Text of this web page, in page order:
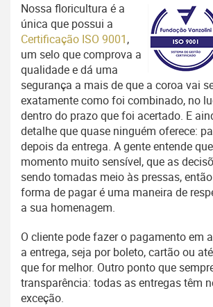
Nossa floricultura é a
única que possui a
Certificação ISO 9001,
um selo que comprova a
qualidade e dá uma
segurança a mais de que a coroa vai
exatamente como foi combinado, no
dentro do prazo que foi acertado. E
detalhe que quase ninguém oferece:
depois da entrega. A gente entende
momento muito sensível, que as
sendo tomadas meio às pressas,
forma de pagar é uma maneira de
a sua homenagem.
O cliente pode fazer o pagamento em
a entrega, seja por boleto, cartão ou
que for melhor. Outro ponto que
transparência: todas as entregas têm
exceção.